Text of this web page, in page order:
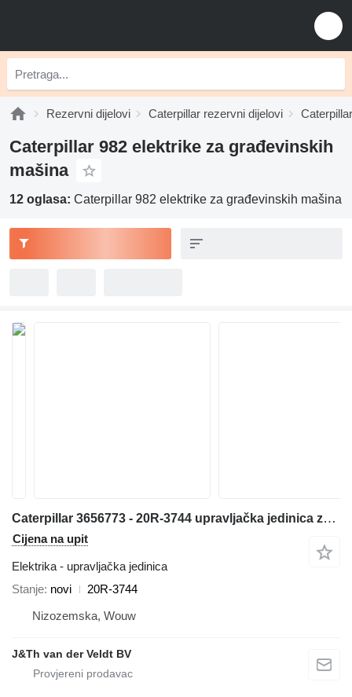
Rezervni dijelovi Caterpillar rezervni dijelovi
Caterpillar 982 elektrike za građevinskih
mašina
12 oglasa: Caterpillar 982 elektrike za građevinskih mašina
Caterpillar 3656773 - 20R-3744 upravljačka jedinica za Caterpillar 16 140 150 C13 C15 C27 C18 36K D6N D6T D8T SE60 C7.1 D6K2 C9.3 12M3 18M3 740C 725C 735C 525D 535D 545D 555D 930K 621K 623K 824K 924K 815K 825K 988K 972M 982M 926M 966M D9TY 6015B 730C2 725C2 140M3 160M3 AP500F AP600F AP555F AP665B 160D7E MD5075C MD5150C 12M3AWD AP-1000F AP-1055F 140M3AWD 160M3AWD 16M3D10T2 AP655FSE50 grejdera
Cijena na upit
Elektrika - upravljačka jedinica
Stanje novi
20R-3744
Nizozemska, Wouw
J&Th van der Veldt BV